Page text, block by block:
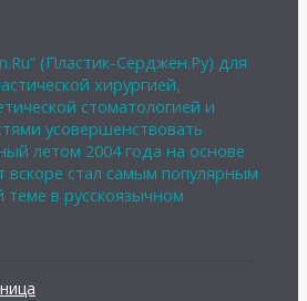
(Пластик-Серджен.Ру) для
хирургией,
стоматологией и
усовершенствовать
летом 2004 года на основе
вскоре стал самым популярным
в русскоязычном